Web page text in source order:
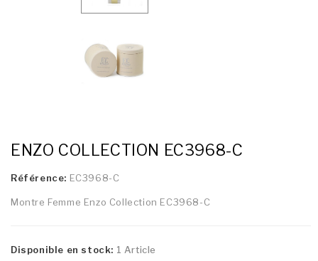
ENZO COLLECTION EC3968-C
Référence: EC3968-C
Montre Femme Enzo Collection EC3968-C
Disponible en stock: 1 Article